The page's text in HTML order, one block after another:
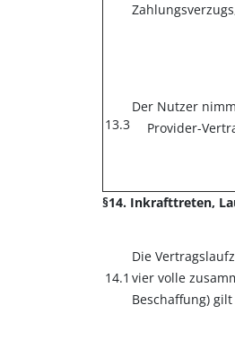
13.3
Der Nutzer
Provider-
§14. Inkrafttreten,
14.1
Die
vier volle
Beschaffung)